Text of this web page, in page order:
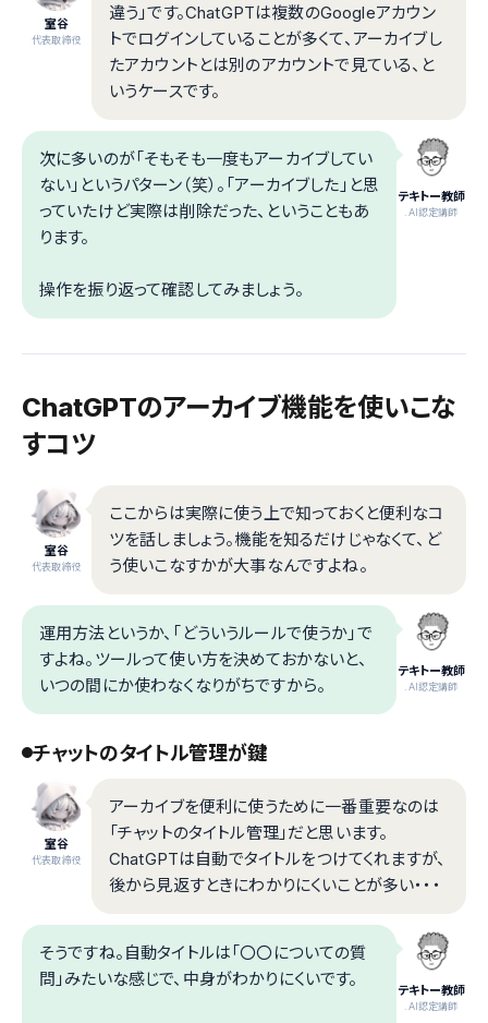
室谷
代表取締役
違う」です。ChatGPTは複数のGoogleアカウン
トでログインしていることが多くて、アーカイブし
たアカウントとは別のアカウントで見ている、と
いうケースです。
テキトー教師
.AI認定講師
次に多いのが「そもそも一度もアーカイブしてい
ない」というパターン（笑）。「アーカイブした」と思
っていたけど実際は削除だった、ということもあ
ります。
操作を振り返って確認してみましょう。
ChatGPTのアーカイブ機能を使いこな
すコツ
室谷
代表取締役
ここからは実際に使う上で知っておくと便利なコ
ツを話しましょう。機能を知るだけじゃなくて、ど
う使いこなすかが大事なんですよね。
テキトー教師
.AI認定講師
運用方法というか、「どういうルールで使うか」で
すよね。ツールって使い方を決めておかないと、
いつの間にか使わなくなりがちですから。
チャットのタイトル管理が鍵
室谷
代表取締役
アーカイブを便利に使うために一番重要なのは
「チャットのタイトル管理」だと思います。
ChatGPTは自動でタイトルをつけてくれますが、
後から見返すときにわかりにくいことが多い・・・
テキトー教師
.AI認定講師
そうですね。自動タイトルは「〇〇についての質
問」みたいな感じで、中身がわかりにくいです。